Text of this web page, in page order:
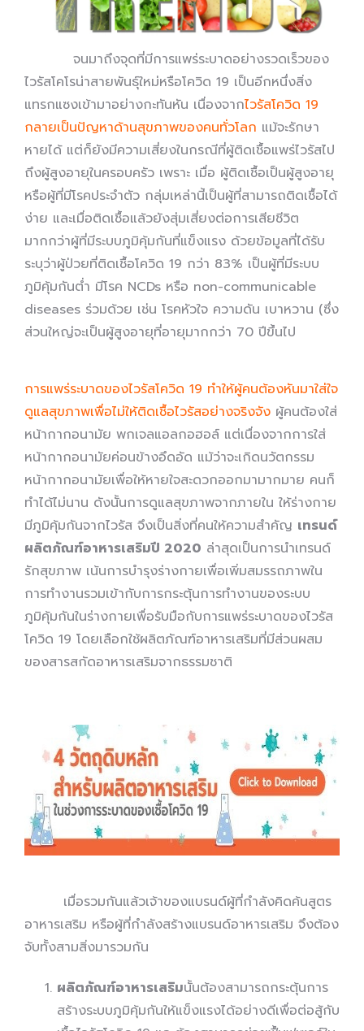
จนมาถึงจุดที่มีการแพร่ระบาดอย่างรวดเร็วของ
ไวรัสโคโรน่าสายพันธุ์ใหม่หรือโควิด 19 เป็นอีกหนึ่งสิ่ง
แทรกแซงเข้ามาอย่างกะทันหัน เนื่องจากไวรัสโควิด 19
กลายเป็นปัญหาด้านสุขภาพของคนทั่วโลก แม้จะรักษา
หายได้ แต่ก็ยังมีความเสี่ยงในกรณีที่ผู้ติดเชื้อแพร่ไวรัสไป
ถึงผู้สูงอายุในครอบครัว เพราะ เมื่อ ผู้ติดเชื้อเป็นผู้สูงอายุ
หรือผู้ที่มีโรคประจำตัว กลุ่มเหล่านี้เป็นผู้ที่สามารถติดเชื้อได้
ง่าย และเมื่อติดเชื้อแล้วยังสุ่มเสี่ยงต่อการเสียชีวิต
มากกว่าผู้ที่มีระบบภูมิคุ้มกันที่แข็งแรง ด้วยข้อมูลที่ได้รับ
ระบุว่าผู้ป่วยที่ติดเชื้อโควิด 19 กว่า 83% เป็นผู้ที่มีระบบ
ภูมิคุ้มกันต่ำ มีโรค NCDs หรือ non-communicable
diseases ร่วมด้วย เช่น โรคหัวใจ ความดัน เบาหวาน (ซึ่ง
ส่วนใหญ่จะเป็นผู้สูงอายุที่อายุมากกว่า 70 ปีขึ้นไป
การแพร่ระบาดของไวรัสโควิด 19 ทำให้ผู้คนต้องหันมาใส่ใจ
ดูแลสุขภาพเพื่อไม่ให้ติดเชื้อไวรัสอย่างจริงจัง ผู้คนต้องใส่
หน้ากากอนามัย พกเจลแอลกอฮอล์ แต่เนื่องจากการใส่
หน้ากากอนามัยค่อนข้างอึดอัด แม้ว่าจะเกิดนวัตกรรม
หน้ากากอนามัยเพื่อให้หายใจสะดวกออกมามากมาย คนก็
ทำได้ไม่นาน ดังนั้นการดูแลสุขภาพจากภายใน ให้ร่างกาย
มีภูมิคุ้มกันจากไวรัส จึงเป็นสิ่งที่คนให้ความสำคัญ เทรนด์
ผลิตภัณฑ์อาหารเสริมปี 2020 ล่าสุดเป็นการนำเทรนด์
รักสุขภาพ เน้นการบำรุงร่างกายเพื่อเพิ่มสมรรถภาพใน
การทำงานรวมเข้ากับการกระตุ้นการทำงานของระบบ
ภูมิคุ้มกันในร่างกายเพื่อรับมือกับการแพร่ระบาดของไวรัส
โควิด 19 โดยเลือกใช้ผลิตภัณฑ์อาหารเสริมที่มีส่วนผสม
ของสารสกัดอาหารเสริมจากธรรมชาติ
เมื่อรวมกันแล้วเจ้าของแบรนด์ผู้ที่กำลังคิดค้นสูตร
อาหารเสริม หรือผู้ที่กำลังสร้างแบรนด์อาหารเสริม จึงต้อง
จับทั้งสามสิ่งมารวมกัน
ผลิตภัณฑ์อาหารเสริมนั้นต้องสามารถกระตุ้นการ
สร้างระบบภูมิคุ้มกันให้แข็งแรงได้อย่างดีเพื่อต่อสู้กับ